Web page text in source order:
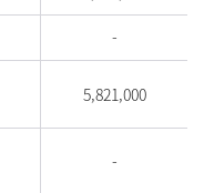
-
5,821,000
-